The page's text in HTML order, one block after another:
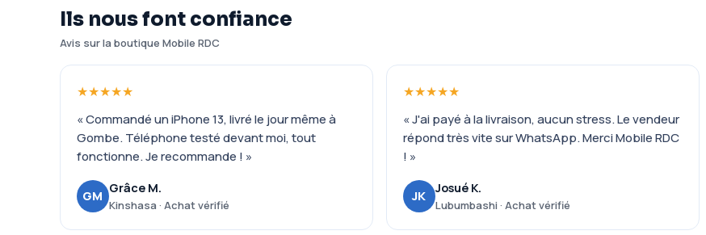
Ils nous font confiance
Avis sur la boutique Mobile RDC
★★★★★
« Commandé un iPhone 13, livré le jour même à
Gombe. Téléphone testé devant moi, tout
fonctionne. Je recommande ! »
GM Grâce M.
Kinshasa · Achat vérifié
★★★★★
« J'ai payé à la livraison, aucun stress. Le vendeur
répond très vite sur WhatsApp. Merci Mobile RDC
! »
JK Josué K.
Lubumbashi · Achat vérifié